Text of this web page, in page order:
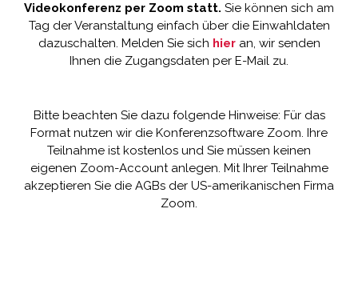
Videokonferenz per Zoom statt. Sie können sich am
Tag der Veranstaltung einfach über die Einwahldaten
dazuschalten. Melden Sie sich hieran, wir senden
Ihnen die Zugangsdaten per E-Mail zu.
Bitte beachten Sie dazu folgende Hinweise: Für das
Format nutzen wir die Konferenzsoftware Zoom. Ihre
Teilnahme ist kostenlos und Sie müssen keinen
eigenen Zoom-Account anlegen. Mit Ihrer Teilnahme
akzeptieren Sie die AGBs der US-amerikanischen Firma
Zoom.